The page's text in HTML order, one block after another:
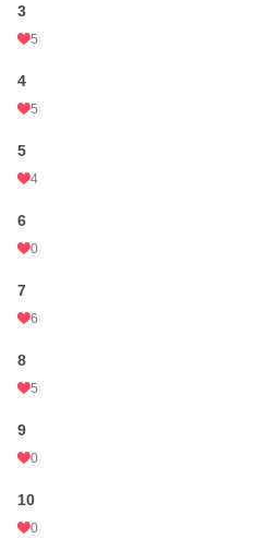
週間ポイント
月間ポイント
年間ポイント
累計ポイント
3
5
4
5
5
4
6
0
7
6
8
5
9
0
10
0